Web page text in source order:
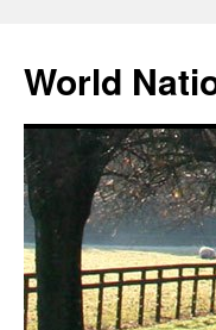
content
World